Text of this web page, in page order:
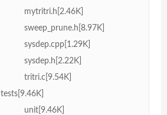
mytritri.h[2.46K]
sweep_prune.h[8.97K]
sysdep.cpp[1.29K]
sysdep.h[2.22K]
tritri.c[9.54K]
tests[9.46K]
unit[9.46K]